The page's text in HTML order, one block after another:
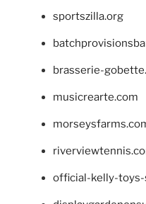
sportszilla.org
brasserie-
musicrearte.com
official-kelly-